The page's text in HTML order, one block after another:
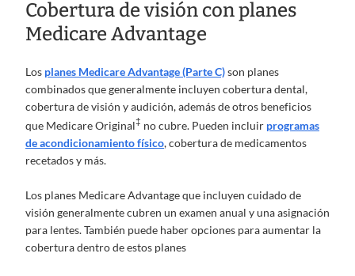
Cobertura de visión con planes
Medicare Advantage
Los planes Medicare Advantage (Parte C)son planes
combinados que generalmente incluyen cobertura dental,
cobertura de visión y audición, además de otros beneficios
que Medicare Original‡ no cubre. Pueden incluir programas
de acondicionamiento físico, cobertura de medicamentos
recetados y más.
Los planes Medicare Advantage que incluyen cuidado de
visión generalmente cubren un examen anual y una asignación
para lentes. También puede haber opciones para aumentar la
cobertura dentro de estos planes